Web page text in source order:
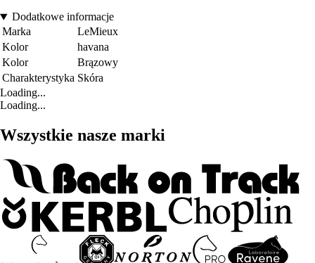
Dodatkowe informacje
Marka
LeMieux
Kolor
havana
Kolor
Brązowy
Charakterystyka Skóra
Loading...
Loading...
Wszystkie nasze marki